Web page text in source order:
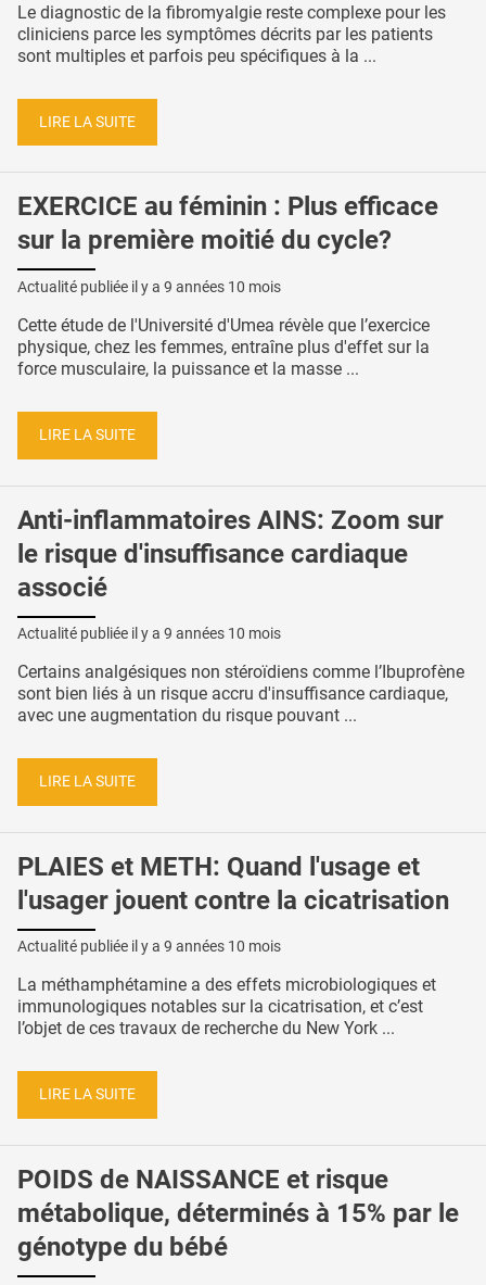
Le diagnostic de la fibromyalgie reste complexe pour les
cliniciens parce les symptômes décrits par les patients
sont multiples et parfois peu spécifiques à la ...
LIRE LA SUITE
EXERCICE au féminin : Plus efficace
sur la première moitié du cycle?
Actualité publiée il y a 9 années 10 mois
Cette étude de l'Université d'Umea révèle que l’exercice
physique, chez les femmes, entraîne plus d'effet sur la
force musculaire, la puissance et la masse ...
LIRE LA SUITE
Anti-inflammatoires AINS: Zoom sur
le risque d'insuffisance cardiaque
associé
Actualité publiée il y a 9 années 10 mois
Certains analgésiques non stéroïdiens comme l’Ibuprofène
sont bien liés à un risque accru d'insuffisance cardiaque,
avec une augmentation du risque pouvant ...
LIRE LA SUITE
PLAIES et METH: Quand l'usage et
l'usager jouent contre la cicatrisation
Actualité publiée il y a 9 années 10 mois
La méthamphétamine a des effets microbiologiques et
immunologiques notables sur la cicatrisation, et c’est
l’objet de ces travaux de recherche du New York ...
LIRE LA SUITE
POIDS de NAISSANCE et risque
métabolique, déterminés à 15% par le
génotype du bébé